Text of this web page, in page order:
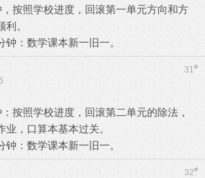
按照学校进度，回滚第一单元方向和方
。
钟：数学课本新一旧一。
31#
按照学校进度，回滚第二单元的除法，
业，口算本基本过关。
钟：数学课本新一旧一。
32#